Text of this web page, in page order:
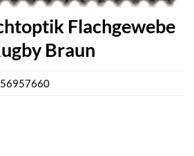
Flachgewebe
Braun